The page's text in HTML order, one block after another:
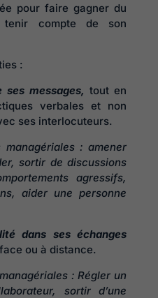
pour faire gagner du
compte de son
:
messages, tout en
verbales et non
ses interlocuteurs.
managériales : amener
sortir de discussions
agressifs,
aider une personne
dans ses échanges
ou à distance.
: Régler un
sortir d’une